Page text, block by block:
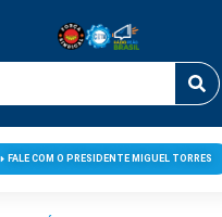
FALE COM O PRESIDENTE MIGUEL TORRES